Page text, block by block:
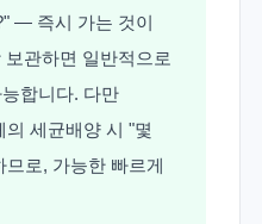
— 즉시 가는 것이
관하면 일반적으로
합니다. 다만
세균배양 시 "몇
로, 가능한 빠르게